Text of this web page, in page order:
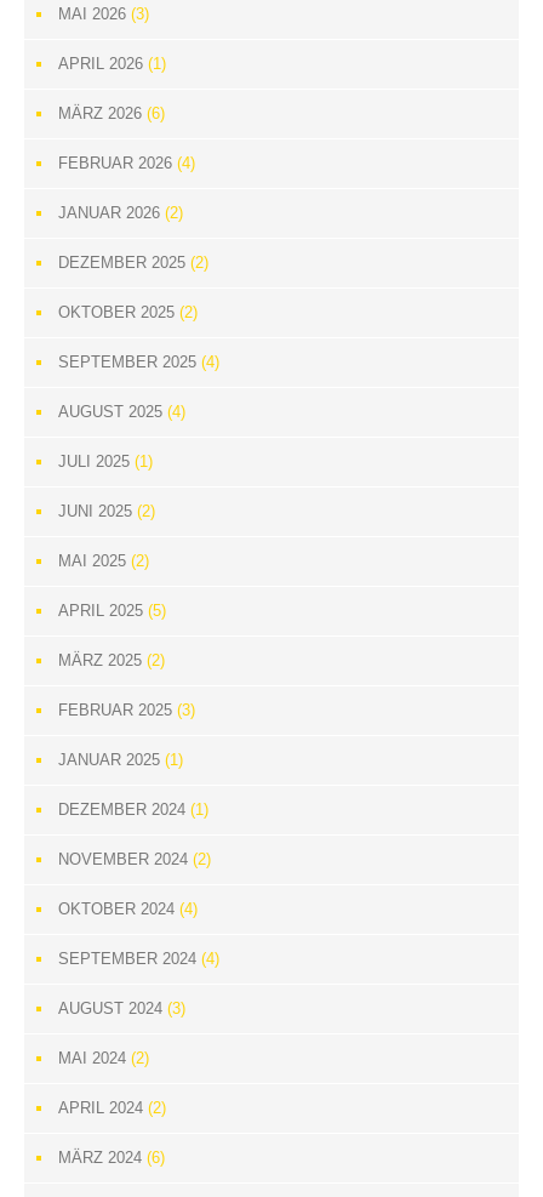
MAI 2026 (3)
APRIL 2026 (1)
MÄRZ 2026 (6)
FEBRUAR 2026 (4)
JANUAR 2026 (2)
DEZEMBER 2025 (2)
OKTOBER 2025 (2)
SEPTEMBER 2025 (4)
AUGUST 2025 (4)
JULI 2025 (1)
JUNI 2025 (2)
MAI 2025 (2)
APRIL 2025 (5)
MÄRZ 2025 (2)
FEBRUAR 2025 (3)
JANUAR 2025 (1)
DEZEMBER 2024 (1)
NOVEMBER 2024 (2)
OKTOBER 2024 (4)
SEPTEMBER 2024 (4)
AUGUST 2024 (3)
MAI 2024 (2)
APRIL 2024 (2)
MÄRZ 2024 (6)